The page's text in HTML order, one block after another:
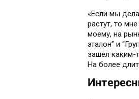
«Если мы
растут, то
моему, на
эталон” и
зашел каким-
На более